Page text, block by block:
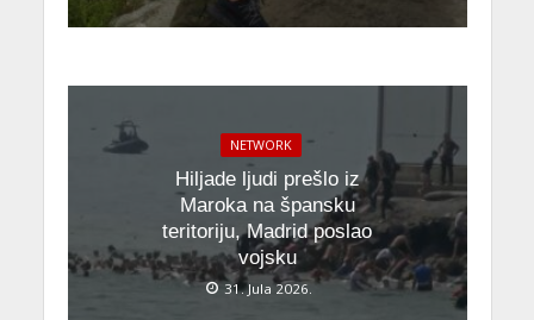
NETWORK
Hiljade ljudi prešlo iz
Maroka na špansku
teritoriju, Madrid poslao
vojsku
31. Jula 2026.